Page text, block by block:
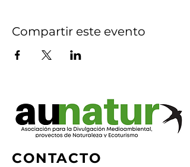
Compartir este evento
CONTACTO